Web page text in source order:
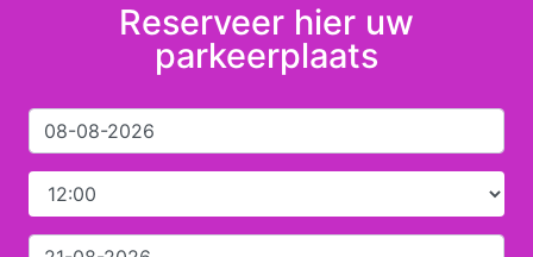
Reserveer hier uw
parkeerplaats